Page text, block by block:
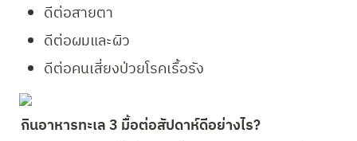
ดีต่อสายตา
ดีต่อผมและผิว
ดีต่อคนเสี่ยงป่วยโรคเรื้อรัง
กินอาหารทะเล 3 มื้อต่อสัปดาห์ดีอย่างไร?